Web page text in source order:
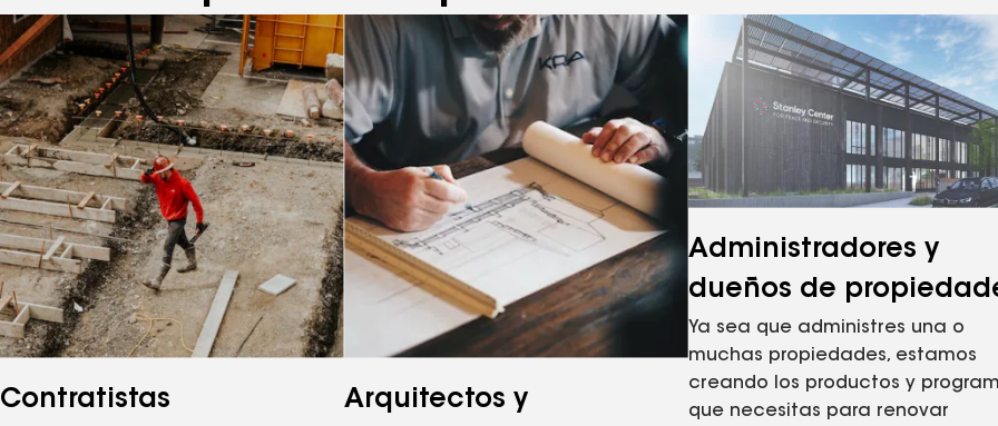
Contratistas
Arquitectos y
Administradores y
dueños de
Ya sea que administres una o
muchas propiedades, estamos
creando los productos y
que necesitas para renovar